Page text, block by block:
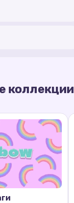
коллекции